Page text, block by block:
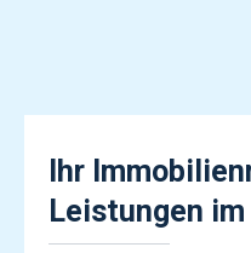
Ihr
Leistungen